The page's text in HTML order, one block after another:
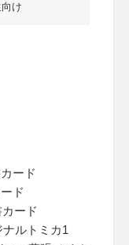
け
ード
ド
ード
ルトミカ1